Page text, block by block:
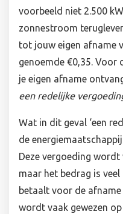
voorbeeld niet 2.500
zonnestroom
tot jouw eigen afname
genoemde €0,35. Voor
je eigen afname
een redelijke
Wat in dit geval ‘een
de
Deze vergoeding
maar het bedrag is
betaalt voor de
wordt vaak gewezen op